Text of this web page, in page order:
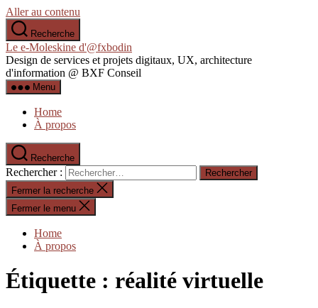
Aller au contenu
Recherche
Le e-Moleskine d'@fxbodin
Design de services et projets digitaux, UX, architecture
d'information @ BXF Conseil
Menu
Home
À propos
Recherche
Rechercher :
Fermer la recherche
Fermer le menu
Home
À propos
Étiquette : réalité virtuelle